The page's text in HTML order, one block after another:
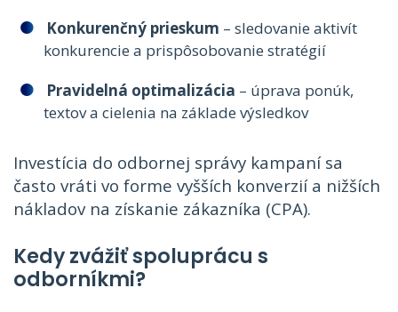
Konkurenčný prieskum – sledovanie aktivít
konkurencie a prispôsobovanie stratégií
Pravidelná optimalizácia – úprava ponúk,
textov a cielenia na základe výsledkov
Investícia do odbornej správy kampaní sa
často vráti vo forme vyšších konverzií a nižších
nákladov na získanie zákazníka (CPA).
Kedy zvážiť spoluprácu s
odborníkmi?